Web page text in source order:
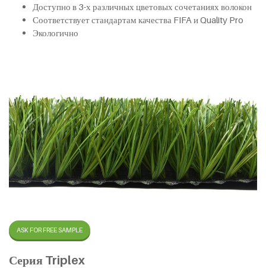
Доступно в 3-х различных цветовых сочетаниях волокон
Соответствует стандартам качества FIFA и Quality Pro
Экологично
ASK FOR FREE SAMPLE
Серия Triplex